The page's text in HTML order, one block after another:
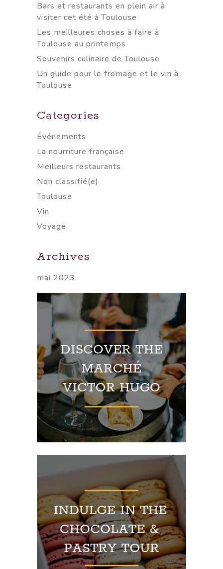
Bars et restaurants en plein air à
visiter cet été à Toulouse
Les meilleures choses à faire à
Toulouse au printemps
Souvenirs culinaire de Toulouse
Un guide pour le fromage et le vin à
Toulouse
Categories
Événements
La nourriture française
Meilleurs restaurants
Non classifié(e)
Toulouse
Vin
Voyage
Archives
mai 2023